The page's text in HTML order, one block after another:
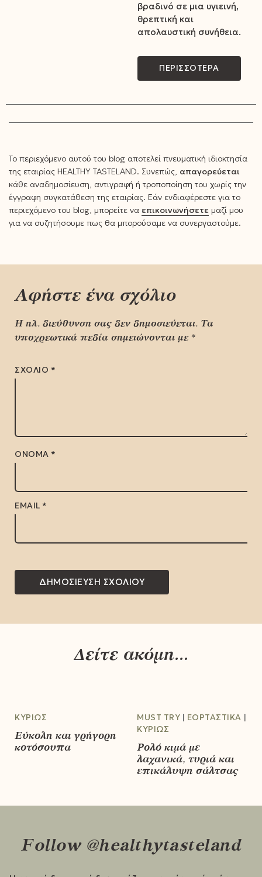
βραδινό σε μια υγιεινή,
θρεπτική και
απολαυστική συνήθεια.
ΠΕΡΙΣΣΟΤΕΡΑ
Το περιεχόμενο αυτού του blog αποτελεί πνευματική ιδιοκτησία
της εταιρίας HEALTHY TASTELAND. Συνεπώς, απαγορεύεται
κάθε αναδημοσίευση, αντιγραφή ή τροποποίηση του χωρίς την
έγγραφη συγκατάθεση της εταιρίας. Εάν ενδιαφέρεστε για το
περιεχόμενο του blog, μπορείτε να επικοινωνήσετε μαζί μου
για να συζητήσουμε πως θα μπορούσαμε να συνεργαστούμε.
Αφήστε ένα σχόλιο
Η ηλ. διεύθυνση σας δεν δημοσιεύεται. Τα
υποχρεωτικά πεδία σημειώνονται με *
ΣΧΌΛΙΟ *
ΌΝΟΜΑ *
EMAIL *
Δείτε ακόμη...
ΚΥΡΊΩΣ
Εύκολη και γρήγορη
κοτόσουπα
MUST TRY
ΕΟΡΤΑΣΤΙΚΆ
ΚΥΡΊΩΣ
Ρολό κιμά με
λαχανικά, τυριά και
επικάλυψη σάλτσας
Follow @healthytasteland